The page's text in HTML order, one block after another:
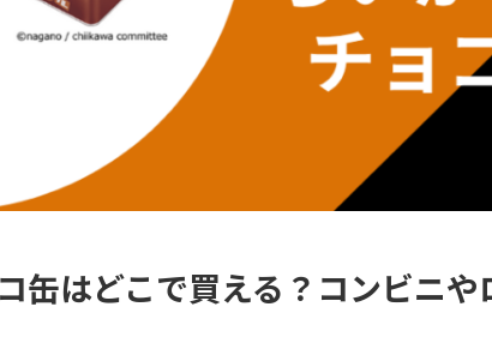
缶はどこで買える？コンビニ